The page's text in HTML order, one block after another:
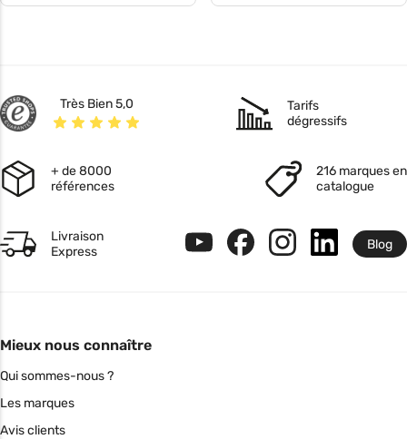
Très Bien 5,0
Tarifs
dégressifs
+ de 8000
références
216 marques en
catalogue
Livraison
Express
Blog
Mieux nous connaître
Qui sommes-nous ?
Les marques
Avis clients